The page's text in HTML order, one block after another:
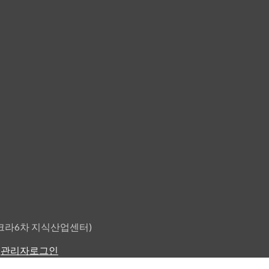
라6차 지식산업센터)
관리자로그인